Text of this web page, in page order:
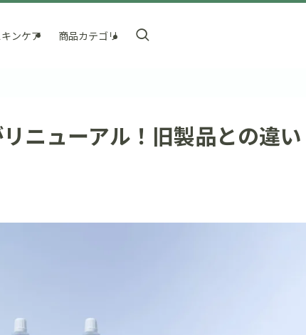
ンケア 商品カテゴリ
ニューアル！旧製品との違い